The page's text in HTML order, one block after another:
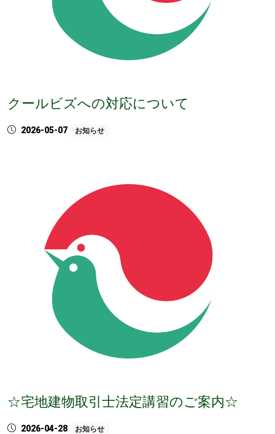
クールビズへの対応について
2026-05-07 お知らせ
☆宅地建物取引士法定講習のご案内☆
2026-04-28 お知らせ